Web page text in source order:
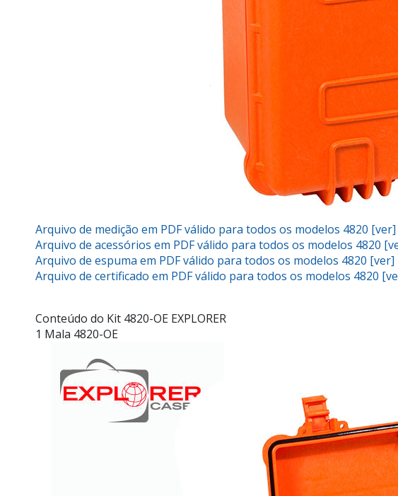
Arquivo de medição em PDF válido para todos os modelos 4820 [ver]
Arquivo de acessórios em PDF válido para todos os modelos 4820
Arquivo de espuma em PDF válido para todos os modelos 4820 [ver]
Arquivo de certificado em PDF válido para todos os modelos 4820
Conteúdo do Kit 4820-OE EXPLORER
1 Mala 4820-OE